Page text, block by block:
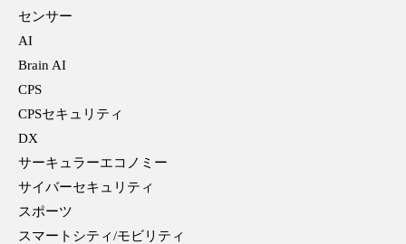
センサー
AI
Brain AI
CPS
CPSセキュリティ
DX
サーキュラーエコノミー
サイバーセキュリティ
スポーツ
スマートシティ/モビリティ